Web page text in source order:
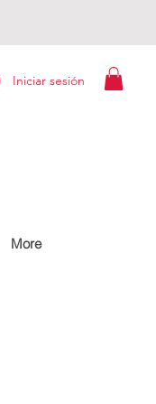
Iniciar sesión
More